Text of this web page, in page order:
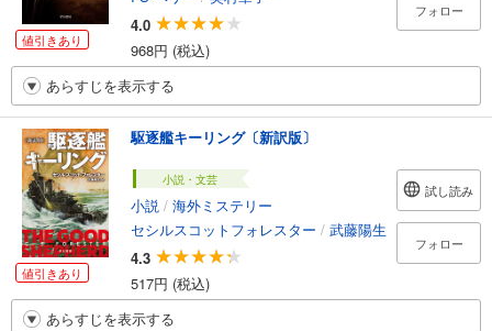
値引きあり
4.0
968円 (税込)
フォロー
あらすじを表示する
値引きあり
駆逐艦キーリング〔新訳版〕
小説・文芸
小説 / 海外ミステリー
セシルスコットフォレスター / 武藤陽生
4.3
517円 (税込)
試し読み
フォロー
あらすじを表示する